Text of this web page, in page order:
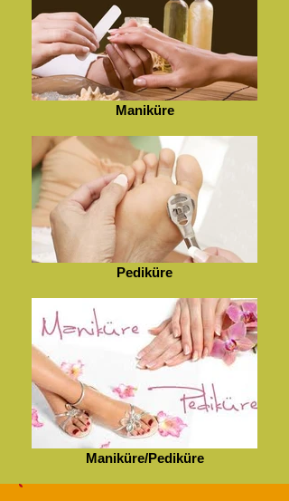
Maniküre
Pediküre
Maniküre/Pediküre